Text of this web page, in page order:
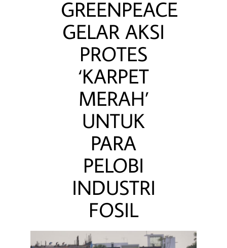
GREENPEACE
GELAR AKSI
PROTES
‘KARPET
MERAH’
UNTUK
PARA
PELOBI
INDUSTRI
FOSIL